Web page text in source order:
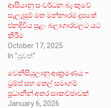
ආසියානු සංවර්ධන බැංකුවේ
සැලැසුම් මත මන්නාරම දූපතේ
ජනදිවිය සුළං බලාගාරවලට යට
කිරීම
October 17, 2025
In "පුවත්"
වෙනිසියුලානු ආක්‍රමණය –
ට්‍රම්ප් සහ තෙල් සමාගම්
ප්‍රධානීන් අතර සාකච්ඡාවක්
January 6, 2026